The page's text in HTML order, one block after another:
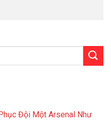
Đội Một Arsenal Như